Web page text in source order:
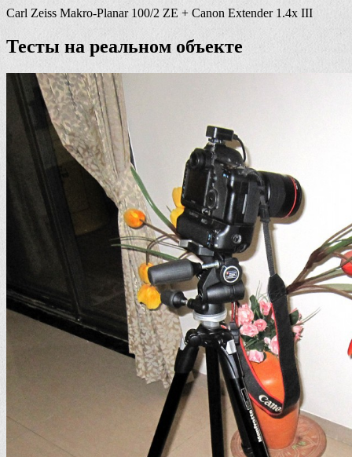
Carl Zeiss Makro-Planar 100/2 ZE + Canon Extender 1.4x III
Тесты на реальном объекте